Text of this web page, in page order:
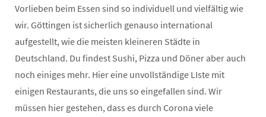
Vorlieben beim Essen sind so individuell und vielfältig wie
wir. Göttingen ist sicherlich genauso international
aufgestellt, wie die meisten kleineren Städte in
Deutschland. Du findest Sushi, Pizza und Döner aber auch
noch einiges mehr. Hier eine unvollständige LIste mit
einigen Restaurants, die uns so eingefallen sind. Wir
müssen hier gestehen, dass es durch Corona viele